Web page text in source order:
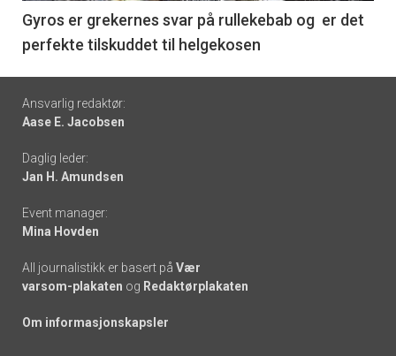
6
Gyros er grekernes svar på rullekebab og er det
perfekte tilskuddet til helgekosen
Footer
-
links
Ansvarlig redaktør:
Aase E. Jacobsen
Daglig leder:
Jan H. Amundsen
Event manager:
Mina Hovden
All journalistikk er basert på Vær
varsom-plakaten og Redaktørplakaten
Om informasjonskapsler